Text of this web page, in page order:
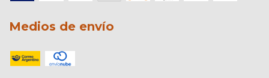
Medios de envío